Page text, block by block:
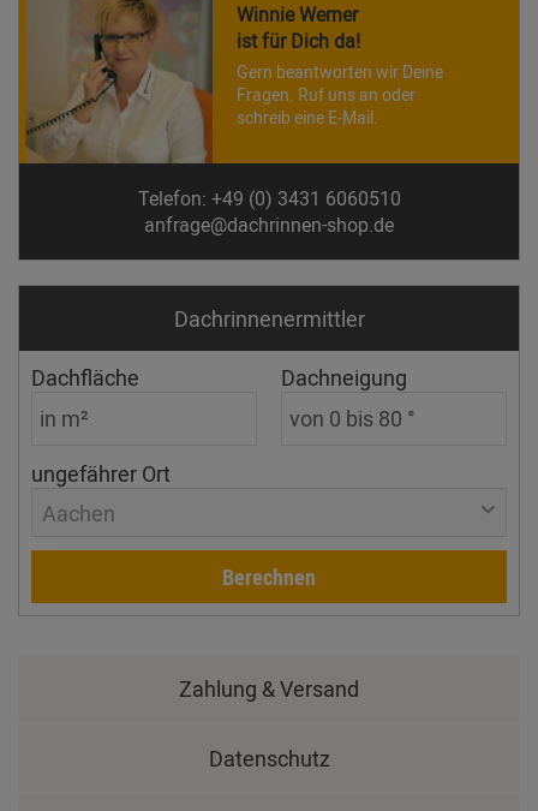
Winnie Werner
ist für Dich da!
Gern beantworten wir Deine
Fragen. Ruf uns an oder
schreib eine E-Mail.
Telefon: +49 (0) 3431 6060510
anfrage@dachrinnen-shop.de
Dachrinnen­ermittler
Dachfläche Dachneigung
ungefährer Ort
Aachen
Berechnen
Zahlung & Versand
Datenschutz